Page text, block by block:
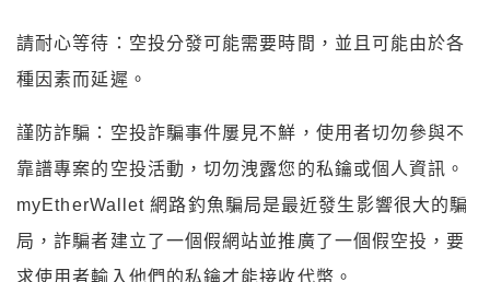
請耐心等待：空投分發可能需要時間，並且可能由於各
種因素而延遲。
謹防詐騙：空投詐騙事件屢見不鮮，使用者切勿參與不
靠譜專案的空投活動，切勿洩露您的私鑰或個人資訊。
myEtherWallet 網路釣魚騙局是最近發生影響很大的騙
局，詐騙者建立了一個假網站並推廣了一個假空投，要
求使用者輸入他們的私鑰才能接收代幣。